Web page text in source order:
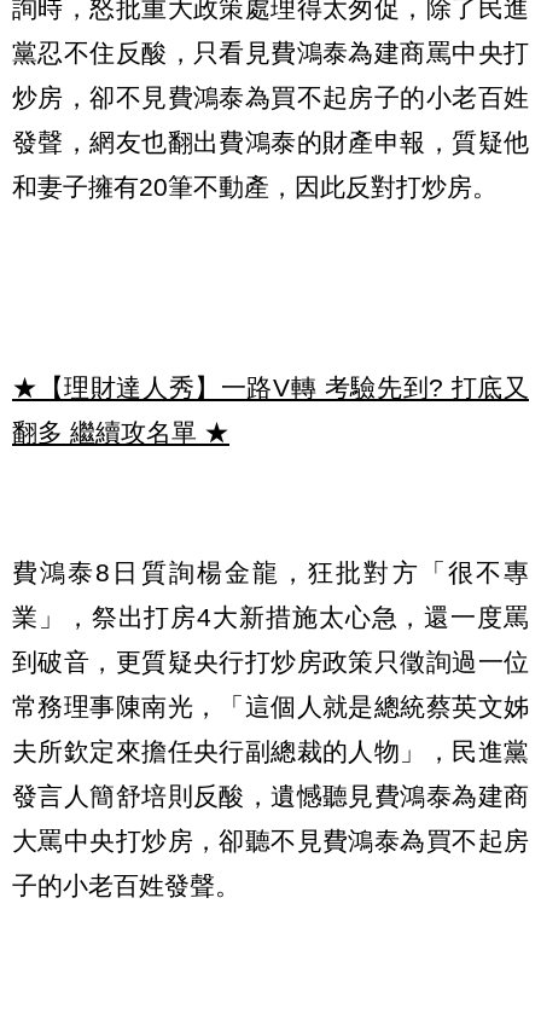
詢時，怒批重大政策處理得太匆促，除了民進
黨忍不住反酸，只看見費鴻泰為建商罵中央打
炒房，卻不見費鴻泰為買不起房子的小老百姓
發聲，網友也翻出費鴻泰的財產申報，質疑他
和妻子擁有20筆不動產，因此反對打炒房。
★【理財達人秀】一路V轉 考驗先到? 打底又
翻多 繼續攻名單 ★
費鴻泰8日質詢楊金龍，狂批對方「很不專
業」，祭出打房4大新措施太心急，還一度罵
到破音，更質疑央行打炒房政策只徵詢過一位
常務理事陳南光，「這個人就是總統蔡英文姊
夫所欽定來擔任央行副總裁的人物」，民進黨
發言人簡舒培則反酸，遺憾聽見費鴻泰為建商
大罵中央打炒房，卻聽不見費鴻泰為買不起房
子的小老百姓發聲。